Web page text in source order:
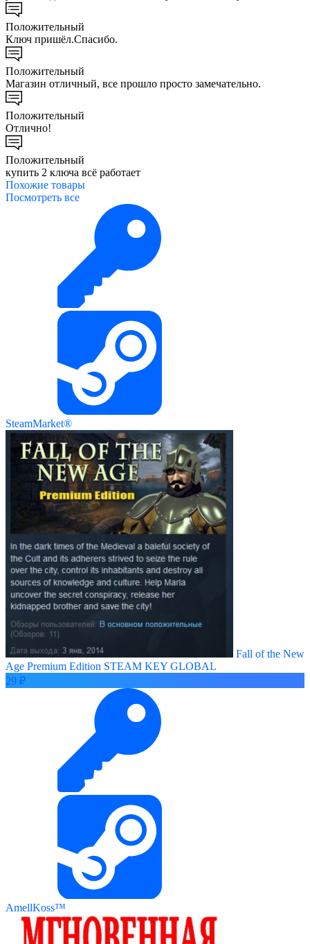
Положительный
Ключ пришёл.Спасибо.
Положительный
Магазин отличный, все прошло просто замечательно.
Положительный
Отлично!
Положительный
купить 2 ключа всё работает
Похожие товары
Посмотреть все
SteamMarket®
Fall of the New
Age Premium Edition STEAM KEY GLOBAL
29 ₽
AmellKoss™